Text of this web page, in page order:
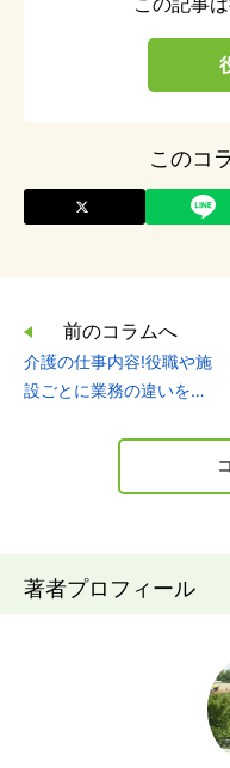
このコ
前のコラムへ
介護の仕事内容!役職や施
設ごとに業務の違いを解
著者プロフィール